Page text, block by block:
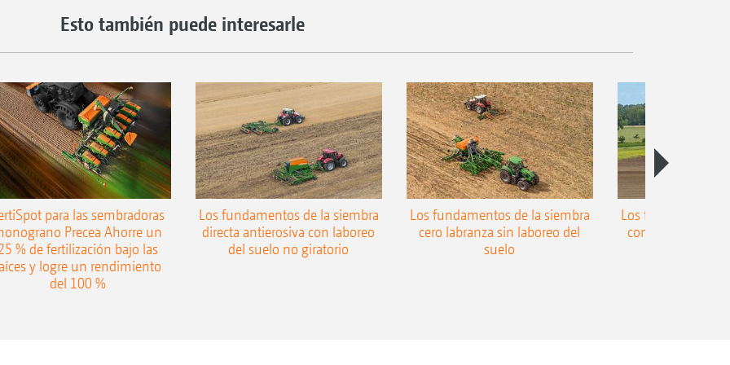
Esto también puede interesarle
para las sembradoras
Precea Ahorre un
% de fertilización bajo las
y logre un rendimiento
del 100 %
Los fundamentos de la siembra
directa antierosiva con laboreo
del suelo no giratorio
Los fundamentos de la siembra
cero labranza sin laboreo del
suelo
Los fundamentos
convencional